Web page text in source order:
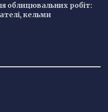
облицювальних робіт:
кельми